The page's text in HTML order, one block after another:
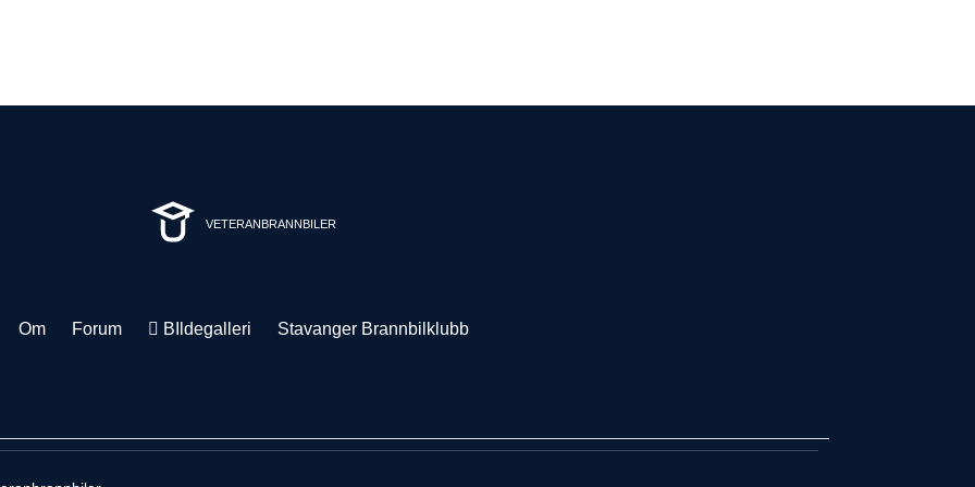
VETERANBRANNBILER
Om Forum BIldegalleri Stavanger Brannbilklubb